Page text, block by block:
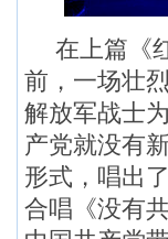
在上篇《
前，一场壮
解放军战士
产党就没有
形式，唱出
合唱《没有